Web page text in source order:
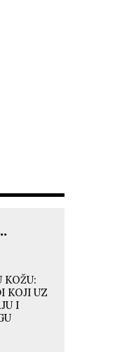
KOŽU:
KOJI UZ
I